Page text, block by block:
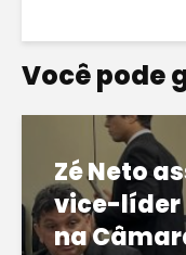
Você pode
Zé Neto
vice-líder
na